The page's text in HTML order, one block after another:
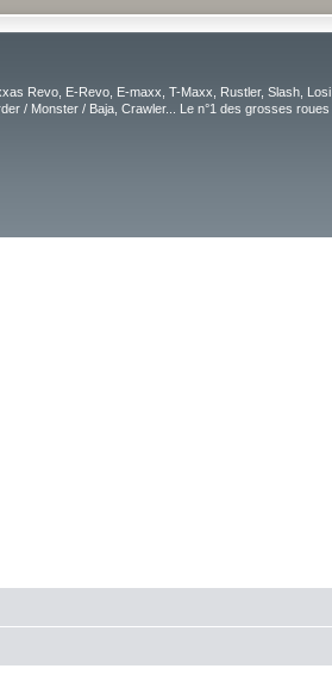
Revo, E-Revo, E-maxx, T-Maxx, Rustler, Slash, Losi
/ Monster / Baja, Crawler... Le n°1 des grosses roues